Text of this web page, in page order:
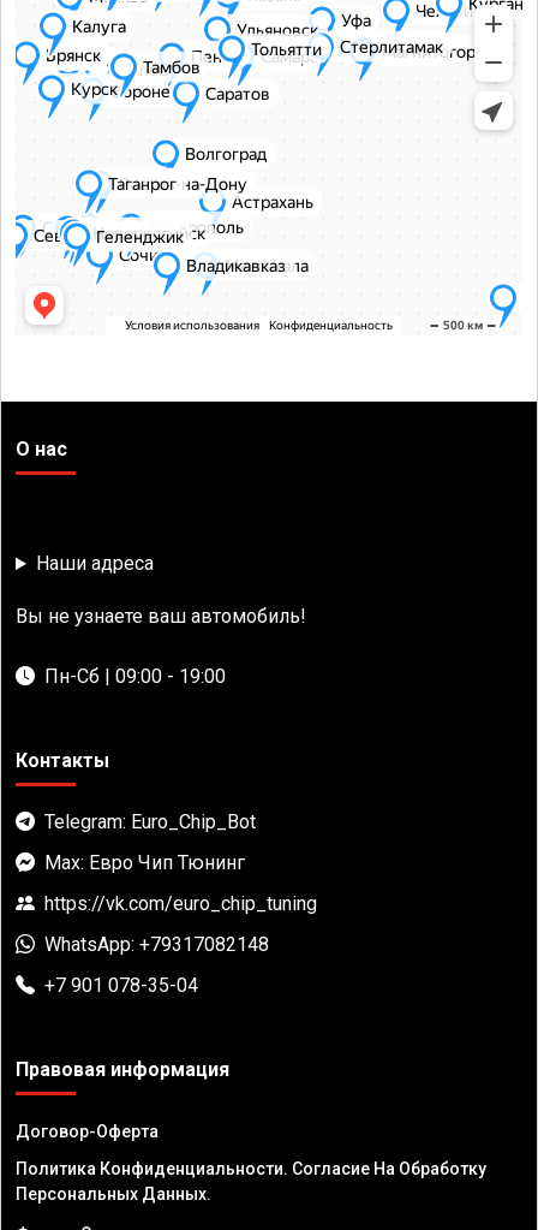
О нас
Наши адреса
Вы не узнаете ваш автомобиль!
Пн-Сб | 09:00 - 19:00
Контакты
Telegram: Euro_Chip_Bot
Max: Евро Чип Тюнинг
https://vk.com/euro_chip_tuning
WhatsApp: +79317082148
+7 901 078-35-04
Правовая информация
Договор-Оферта
Политика Конфиденциальности. Согласие На Обработку
Персональных Данных.